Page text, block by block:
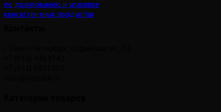
по дозированию и упаковке
консистентных продуктов